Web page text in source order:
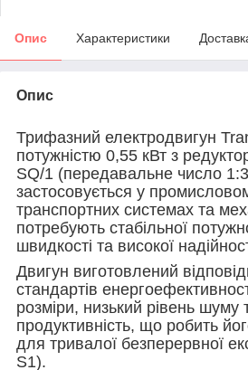
Опис Характеристики
Опис
Трифазний електродвигун
потужністю 0,55 кВт з
SQ/1 (передавальне число
застосовується у
транспортних системах та
потребують стабільної
швидкості та високої
Двигун виготовлений
стандартів
розміри, низький рівень шуму
продуктивність, що робить
для тривалої безперервної
S1).